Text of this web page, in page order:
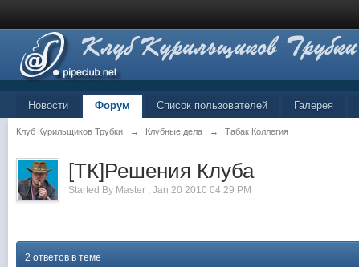
Новости Форум Список пользователей Галерея
Клуб Курильщиков Трубки → Клубные дела → Табак Коллегия
[ТК]Решения Клуба
Started By Master ,Jan 20 2010 04:29 PM
2 ответов в теме